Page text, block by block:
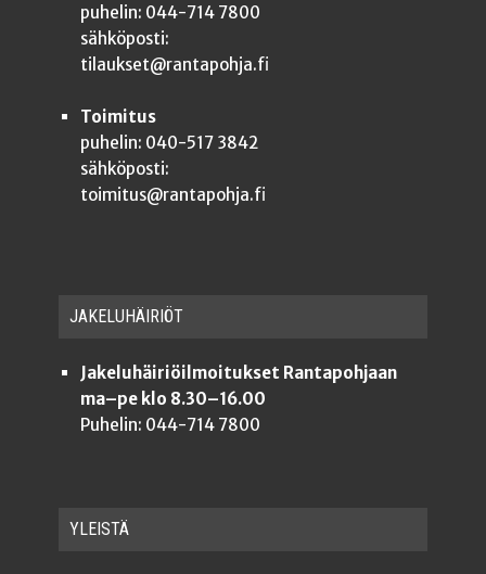
puhelin: 044-714 7800
sähköposti:
tilaukset@rantapohja.fi
Toimitus
puhelin: 040-517 3842
sähköposti:
toimitus@rantapohja.fi
JAKE­LU­HÄI­RIÖT
Jakeluhäiriöilmoitukset Rantapohjaan
ma–pe klo 8.30–16.00
Puhelin: 044-714 7800
YLEISTÄ